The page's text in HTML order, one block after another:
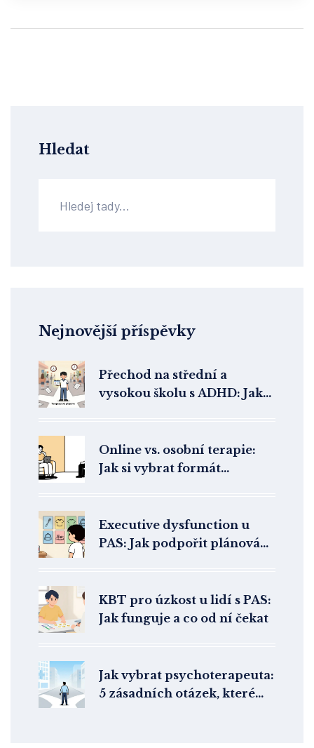
Hledat
Nejnovější příspěvky
Přechod na střední a
vysokou školu s ADHD: Jak
uspět
Online vs. osobní terapie:
Jak si vybrat formát
Executive dysfunction u
PAS: Jak podpořit plánování
KBT pro úzkost u lidí s PAS:
Jak funguje a co od ní čekat
Jak vybrat psychoterapeuta:
5 zásadních otázek, které